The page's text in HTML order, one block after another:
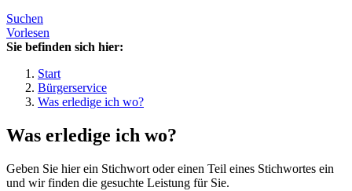
Suchen
Vorlesen
Sie befinden sich hier:
Start
Bürgerservice
Was erledige ich wo?
Was erledige ich wo?
Geben Sie hier ein Stichwort oder einen Teil eines Stichwortes ein
und wir finden die gesuchte Leistung für Sie.